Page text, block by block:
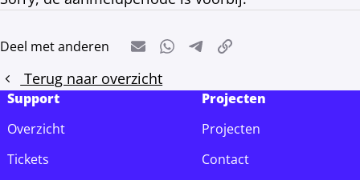
Deel met anderen E-mailWhatsapp
TelegramKopieer link
Terug naar overzicht
Support
Overzicht
Tickets
Projecten
Projecten
Contact